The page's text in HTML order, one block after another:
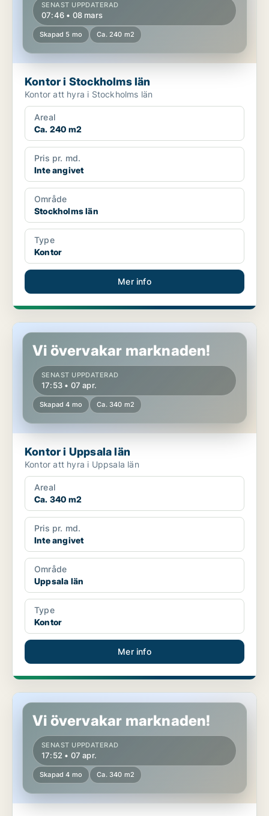
SENAST UPPDATERAD
07:46 • 08 mars
Skapad 5 mo Ca. 240 m2
Kontor i Stockholms län
Kontor att hyra i Stockholms län
Areal
Ca. 240 m2
Pris pr. md.
Inte angivet
Område
Stockholms län
Type
Kontor
Mer info
Kontor i Uppsala län
Vi övervakar marknaden!
SENAST UPPDATERAD
17:53 • 07 apr.
Skapad 4 mo Ca. 340 m2
Kontor i Uppsala län
Kontor att hyra i Uppsala län
Areal
Ca. 340 m2
Pris pr. md.
Inte angivet
Område
Uppsala län
Type
Kontor
Mer info
Kontor i Stockholms län
Vi övervakar marknaden!
SENAST UPPDATERAD
17:52 • 07 apr.
Skapad 4 mo Ca. 340 m2